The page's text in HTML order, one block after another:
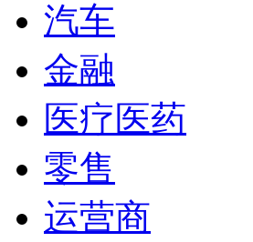
汽车
金融
医疗医药
零售
运营商